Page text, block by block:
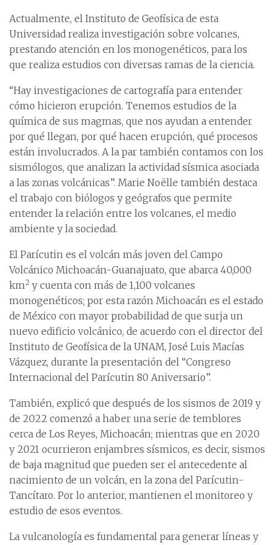
Actualmente, el Instituto de Geofísica de esta
Universidad realiza investigación sobre volcanes,
prestando atención en los monogenéticos, para los
que realiza estudios con diversas ramas de la ciencia.
“Hay investigaciones de cartografía para entender
cómo hicieron erupción. Tenemos estudios de la
química de sus magmas, que nos ayudan a entender
por qué llegan, por qué hacen erupción, qué procesos
están involucrados. A la par también contamos con los
sismólogos, que analizan la actividad sísmica asociada
a las zonas volcánicas”. Marie Noëlle también destaca
el trabajo con biólogos y geógrafos que permite
entender la relación entre los volcanes, el medio
ambiente y la sociedad.
El Parícutin es el volcán más joven del Campo
Volcánico Michoacán-Guanajuato, que abarca 40,000
km2 y cuenta con más de 1,100 volcanes
monogenéticos; por esta razón Michoacán es el estado
de México con mayor probabilidad de que surja un
nuevo edificio volcánico, de acuerdo con el director del
Instituto de Geofísica de la UNAM, José Luis Macías
Vázquez, durante la presentación del “Congreso
Internacional del Parícutin 80 Aniversario”.
También, explicó que después de los sismos de 2019 y
de 2022 comenzó a haber una serie de temblores
cerca de Los Reyes, Michoacán; mientras que en 2020
y 2021 ocurrieron enjambres sísmicos, es decir, sismos
de baja magnitud que pueden ser el antecedente al
nacimiento de un volcán, en la zona del Parícutin-
Tancítaro. Por lo anterior, mantienen el monitoreo y
estudio de esos eventos.
La vulcanología es fundamental para generar líneas y